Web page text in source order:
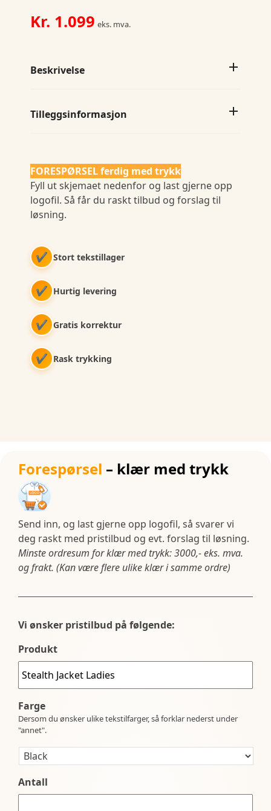
Kr. 1.099 eks. mva.
Beskrivelse
Tilleggsinformasjon
FORESPØRSEL ferdig med trykk
Fyll ut skjemaet nedenfor og last gjerne opp
logofil. Så får du raskt tilbud og forslag til
løsning.
✔ Stort tekstillager
✔ Hurtig levering
✔ Gratis korrektur
✔ Rask trykking
Forespørsel – klær med trykk
Send inn, og last gjerne opp logofil, så svarer vi
deg raskt med pristilbud og evt. forslag til løsning.
Minste ordresum for klær med trykk: 3000,- eks. mva.
og frakt. (Kan være flere ulike klær i samme ordre)
Vi ønsker pristilbud på følgende:
Produkt
Farge
Dersom du ønsker ulike tekstilfarger, så forklar nederst under
"annet".
Antall